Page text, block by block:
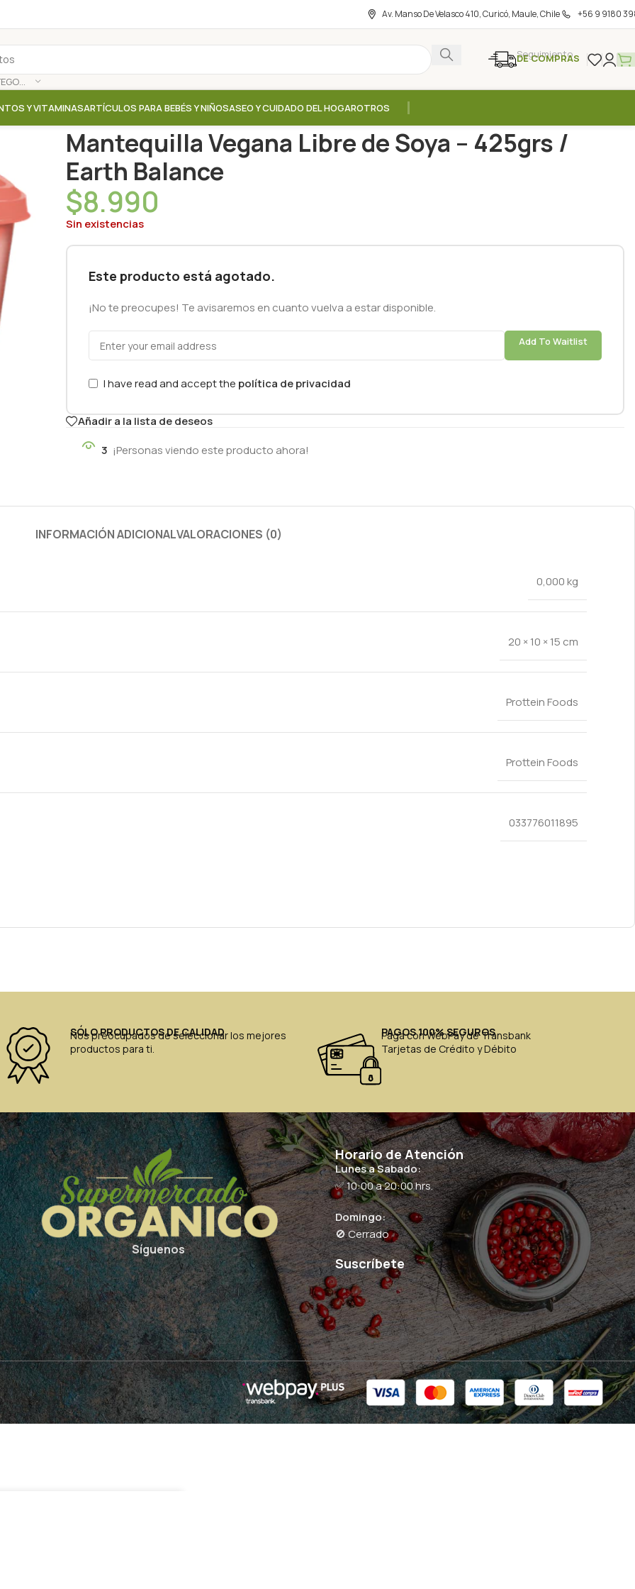
Av. Manso De Velasco 410, Curicó, Maule, Chile +56 9 9180
SELECCIONAR CATEGORÍA
Seguimiento
DE COMPRAS
Y VITAMINASARTÍCULOS PARA BEBÉS Y NIÑOSASEO Y CUIDADO DEL HOGAROTROS
Mantequilla Vegana Libre de Soya – 425grs /
Earth Balance
$8.990
Sin existencias
Este producto está agotado.
¡No te preocupes! Te avisaremos en cuanto vuelva a estar disponible.
Add To Waitlist
I have read and accept the política de privacidad
Añadir a la lista de deseos
3 ¡Personas viendo este producto ahora!
INFORMACIÓN ADICIONALVALORACIONES (0)
0,000 kg
20 × 10 × 15 cm
Prottein Foods
Prottein Foods
033776011895
SÓLO PRODUCTOS DE CALIDAD
Nos preocupados de seleccionar los mejores
productos para ti.
PAGOS 100% SEGUROS
Paga con WebPay de Transbank
Tarjetas de Crédito y Débito
Síguenos
Horario de Atención
Lunes a Sabado:
✅ 10:00 a 20:00 hrs.
Domingo:
🚫 Cerrado
Suscríbete